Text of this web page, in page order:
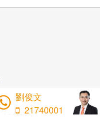
2026
劉俊文
21740001